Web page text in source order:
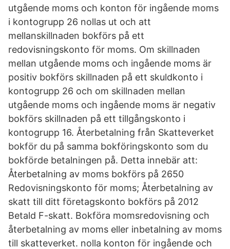
utgående moms och konton för ingående moms
i kontogrupp 26 nollas ut och att
mellanskillnaden bokförs på ett
redovisningskonto för moms. Om skillnaden
mellan utgående moms och ingående moms är
positiv bokförs skillnaden på ett skuldkonto i
kontogrupp 26 och om skillnaden mellan
utgående moms och ingående moms är negativ
bokförs skillnaden på ett tillgångskonto i
kontogrupp 16. Återbetalning från Skatteverket
bokför du på samma bokföringskonto som du
bokförde betalningen på. Detta innebär att:
Återbetalning av moms bokförs på 2650
Redovisningskonto för moms; Återbetalning av
skatt till ditt företagskonto bokförs på 2012
Betald F-skatt. Bokföra momsredovisning och
återbetalning av moms eller inbetalning av moms
till skatteverket. nolla konton för ingående och